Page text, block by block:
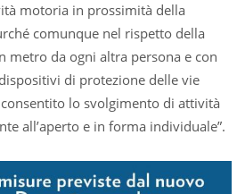
motoria in prossimità della
comunque nel rispetto della
metro da ogni altra persona e con
di protezione delle vie
lo svolgimento di attività
all’aperto e in forma individuale”.